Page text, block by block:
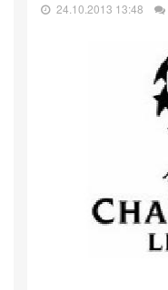
24.10.2013 13:48